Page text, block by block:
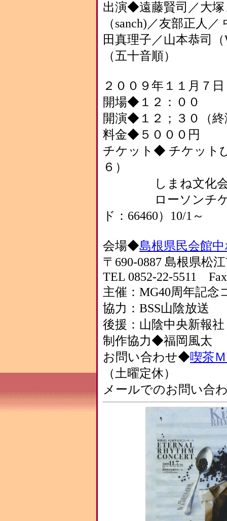
出演◆遠藤賢司／大
（sanch)／友部正人
田真理子／山本恭司
（五十音順）
２００９年１１月７
開場◆１２：００
開演◆１２；３０（
料金◆５０００円
チケット◆ チケット
６）
しまね文化会館
ローソンチケッ
ド：66460）10/1～
会場◆島根県民会館
〒690-0887 島根県松
TEL 0852-22-5511
主催：MG40周年記念
協力：BSS山陰放送
後援：山陰中央新報社
制作協力◆福岡風太
お問い合わせ◆喫茶
（土曜定休）
メールでのお問い合